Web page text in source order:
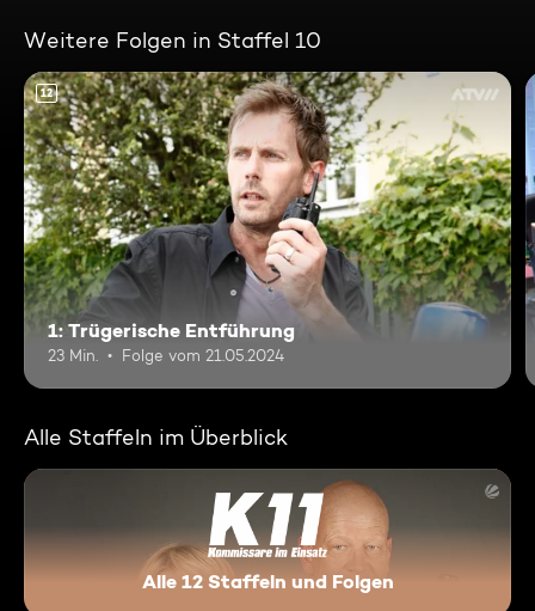
Weitere Folgen in Staffel 10
12
1: Trügerische Entführung
23 Min. Folge vom 21.05.2024
Alle Staffeln im Überblick
K 11 - Kommissare im Einsatz
Alle 12 Staffeln und Folgen